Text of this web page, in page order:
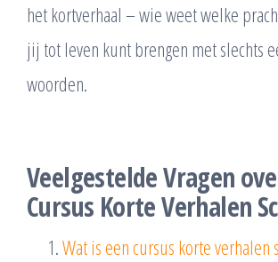
het kortverhaal – wie weet welke
jij tot leven kunt brengen met slechts
woorden.
Veelgestelde Vragen
Cursus Korte Verhalen
Wat is een cursus korte verhalen